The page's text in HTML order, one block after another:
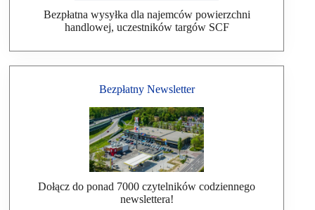
Bezpłatna wysyłka dla najemców powierzchni
handlowej, uczestników targów SCF
Bezpłatny Newsletter
Dołącz do ponad 7000 czytelników codziennego
newslettera!